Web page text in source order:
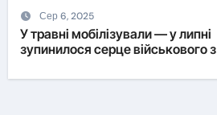
Сер 6, 2025
У травні мобілізували — у липні
зупинилося серце військового з